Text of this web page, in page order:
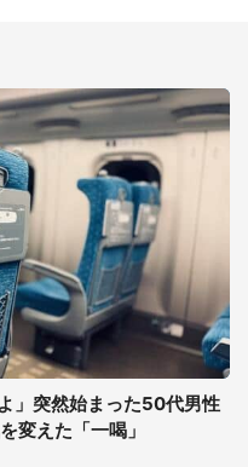
」突然始まった50代男性
変えた「一喝」